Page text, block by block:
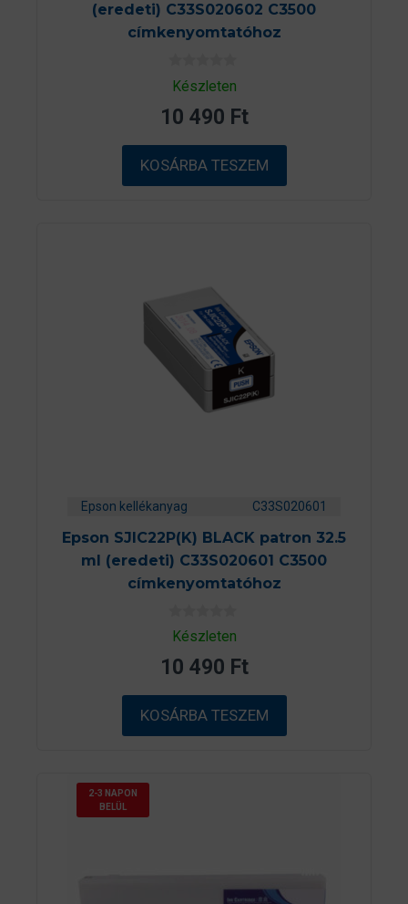
(eredeti) C33S020602 C3500
címkenyomtatóhoz
0
a
b
ő
l
Készleten
10 490 Ft
KOSÁRBA TESZEM
Epson kellékanyag C33S020601
Epson SJIC22P(K) BLACK patron 32.5
ml (eredeti) C33S020601 C3500
címkenyomtatóhoz
0
a
5
b
ő
l
Készleten
10 490 Ft
KOSÁRBA TESZEM
2-3 NAPON
BELÜL